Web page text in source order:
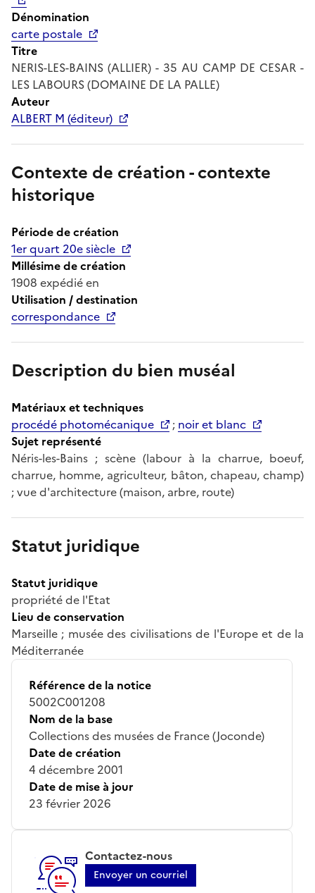
Dénomination
carte postale
Titre
NERIS-LES-BAINS (ALLIER) - 35 AU CAMP DE CESAR -
LES LABOURS (DOMAINE DE LA PALLE)
Auteur
ALBERT M (éditeur)
Contexte de création - contexte
historique
Période de création
1er quart 20e siècle
Millésime de création
1908 expédié en
Utilisation / destination
correspondance
Description du bien muséal
Matériaux et techniques
procédé photomécanique
; noir et blanc
Sujet représenté
Néris-les-Bains ; scène (labour à la charrue, boeuf,
charrue, homme, agriculteur, bâton, chapeau, champ)
; vue d'architecture (maison, arbre, route)
Statut juridique
Statut juridique
propriété de l'Etat
Lieu de conservation
Marseille ; musée des civilisations de l'Europe et de la
Méditerranée
Référence de la notice
5002C001208
Nom de la base
Collections des musées de France (Joconde)
Date de création
4 décembre 2001
Date de mise à jour
23 février 2026
Contactez-nous
Envoyer un courriel